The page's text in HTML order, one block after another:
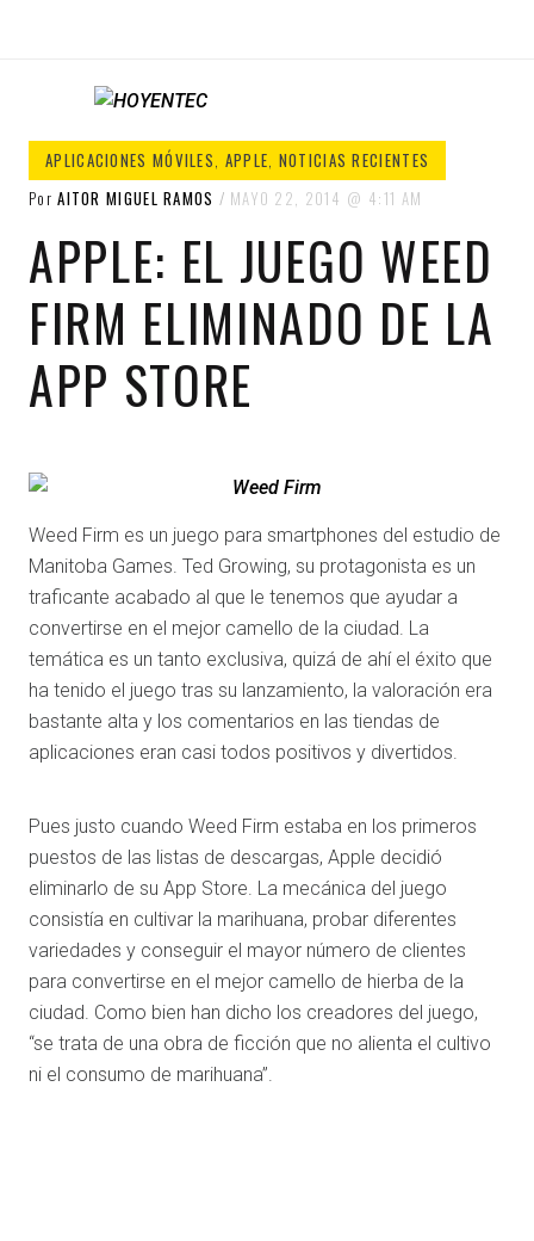
HOYENTEC
en tecnología
APLICACIONES MÓVILES, APPLE, NOTICIAS RECIENTES
PorAITOR MIGUEL RAMOS MAYO 22, 2014 4:11 AM
APPLE: EL JUEGO WEED
FIRM ELIMINADO DE LA
APP STORE
Weed Firm es un juego para smartphones del estudio de
Manitoba Games. Ted Growing, su protagonista es un
traficante acabado al que le tenemos que ayudar a
convertirse en el mejor camello de la ciudad. La
temática es un tanto exclusiva, quizá de ahí el éxito que
ha tenido el juego tras su lanzamiento, la valoración era
bastante alta y los comentarios en las tiendas de
aplicaciones eran casi todos positivos y divertidos.
Pues justo cuando Weed Firm estaba en los primeros
puestos de las listas de descargas, Apple decidió
eliminarlo de su App Store. La mecánica del juego
consistía en cultivar la marihuana, probar diferentes
variedades y conseguir el mayor número de clientes
para convertirse en el mejor camello de hierba de la
ciudad. Como bien han dicho los creadores del juego,
“se trata de una obra de ficción que no alienta el cultivo
ni el consumo de marihuana”.